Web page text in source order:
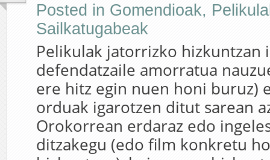
Posted in Gomendioak,
Sailkatugabeak
Pelikulak jatorrizko hizkuntzan
defendatzaile amorratua
ere hitz egin nuen honi buruz)
orduak igarotzen ditut sarean
Orokorrean erdaraz edo
ditzakegu (edo film konkretu